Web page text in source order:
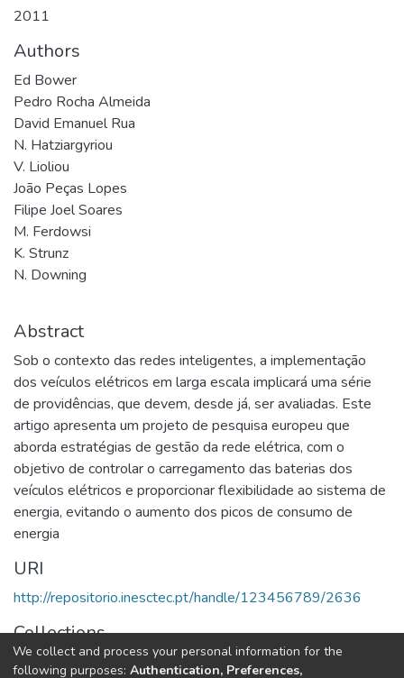
2011
Authors
Ed Bower
Pedro Rocha Almeida
David Emanuel Rua
N. Hatziargyriou
V. Lioliou
João Peças Lopes
Filipe Joel Soares
M. Ferdowsi
K. Strunz
N. Downing
Abstract
Sob o contexto das redes inteligentes, a implementação
dos veículos elétricos em larga escala implicará uma série
de providências, que devem, desde já, ser avaliadas. Este
artigo apresenta um projeto de pesquisa europeu que
aborda estratégias de gestão da rede elétrica, com o
objetivo de controlar o carregamento das baterias dos
veículos elétricos e proporcionar flexibilidade ao sistema de
energia, evitando o aumento dos picos de consumo de
energia
URI
http://repositorio.inesctec.pt/handle/123456789/2636
Collections
CPES - Indexed Articles in Journals
We collect and process your personal information for the
following purposes: Authentication, Preferences,